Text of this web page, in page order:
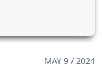
MAY 9 / 2024